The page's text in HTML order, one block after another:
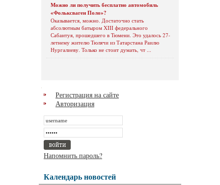
Можно ли получить бесплатно автомобиль
«Фольксваген Поло»?
Оказывается, можно. Достаточно стать
абсолютным батыром XIII федерального
Сабантуя, прошедшего в Тюмени. Это удалось 27-
летнему жителю Тюлячи из Татарстана Раилю
Нургалиеву. Только не стоит думать, чт ...
Регистрация на сайте
Авторизация
Напомнить пароль?
Календарь новостей